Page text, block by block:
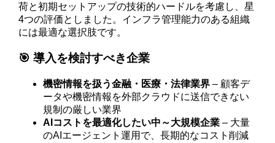
荷と初期セットアップの技術的ハードルを考慮し、星
4つの評価としました。インフラ管理能力のある組織
には最適な選択肢です。
🎯 導入を検討すべき企業
機密情報を扱う金融・医療・法律業界 – 顧客デ
ータや機密情報を外部クラウドに送信できない
規制の厳しい業界
AIコストを最適化したい中～大規模企業 – 大量
のAIエージェント運用で、長期的なコスト削減